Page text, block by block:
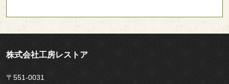
株式会社工房レストア
〒551-0031